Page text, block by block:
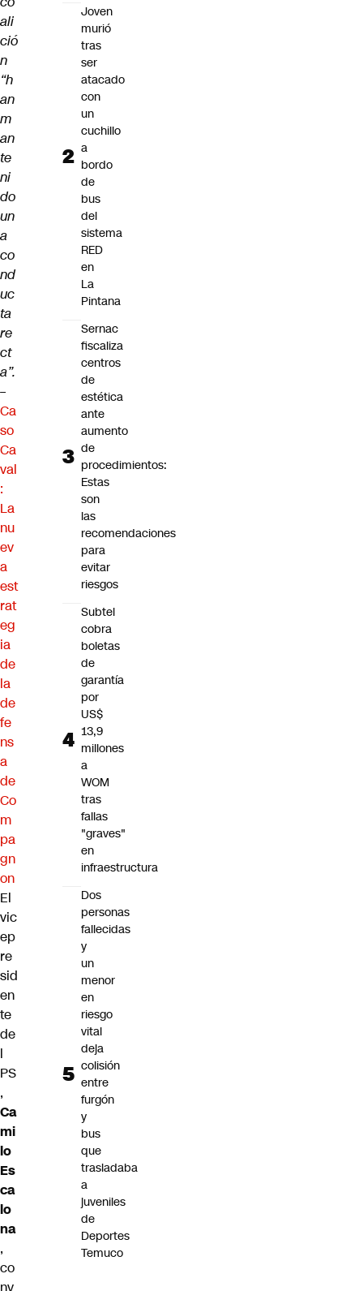
ali
ció
n
“h
an
m
an
te
ni
do
un
a
co
nd
uc
ta
re
ct
a”.
–
Ca
so
Ca
val
:
La
nu
ev
a
est
rat
eg
ia
de
la
de
fe
ns
a
de
Co
m
pa
gn
on
El
vic
ep
re
sid
en
te
de
l
PS
,
Ca
mi
lo
Es
ca
lo
na
,
co
nv
Joven
murió
tras
ser
atacado
con
un
cuchillo
a
bordo
de
bus
del
sistema
RED
en
La
Pintana
Sernac
fiscaliza
centros
de
estética
ante
aumento
de
procedimientos:
Estas
son
las
recomendaciones
para
evitar
riesgos
Subtel
cobra
boletas
de
garantía
por
US$
13,9
millones
a
WOM
tras
fallas
"graves"
en
infraestructura
Dos
personas
fallecidas
y
un
menor
en
riesgo
vital
deja
colisión
entre
furgón
y
bus
que
trasladaba
a
juveniles
de
Deportes
Temuco